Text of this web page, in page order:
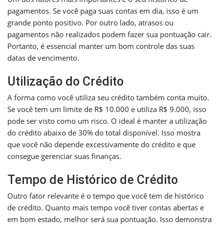
pagamentos. Se você paga suas contas em dia, isso é um
grande ponto positivo. Por outro lado, atrasos ou
pagamentos não realizados podem fazer sua pontuação cair.
Portanto, é essencial manter um bom controle das suas
datas de vencimento.
Utilização do Crédito
A forma como você utiliza seu crédito também conta muito.
Se você tem um limite de R$ 10.000 e utiliza R$ 9.000, isso
pode ser visto como um risco. O ideal é manter a utilização
do crédito abaixo de 30% do total disponível. Isso mostra
que você não depende excessivamente do crédito e que
consegue gerenciar suas finanças.
Tempo de Histórico de Crédito
Outro fator relevante é o tempo que você tem de histórico
de crédito. Quanto mais tempo você tiver contas abertas e
em bom estado, melhor será sua pontuação. Isso demonstra